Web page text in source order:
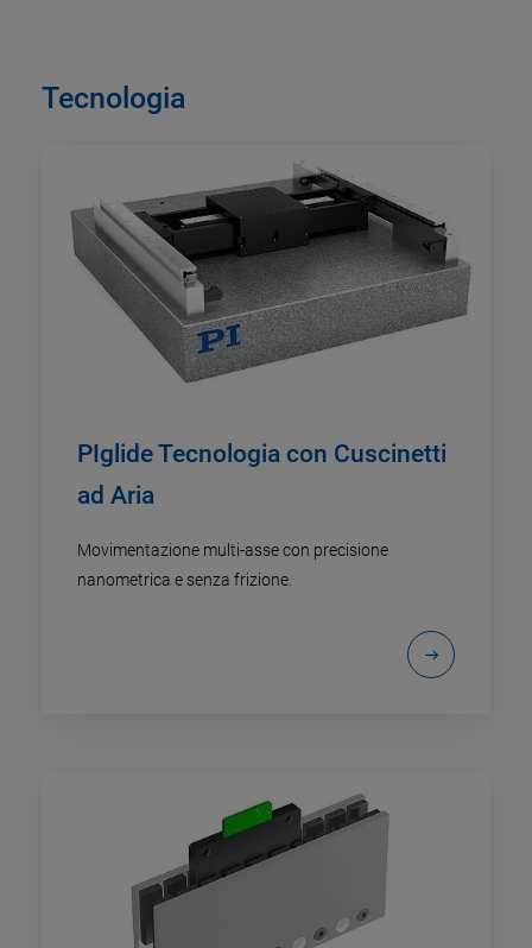
Tecnologia
PIglide Tecnologia con Cuscinetti
ad Aria
Movimentazione multi-asse con precisione
nanometrica e senza frizione.